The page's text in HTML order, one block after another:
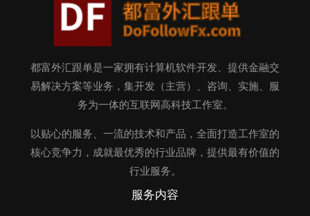
都富外汇跟单是一家拥有计算机软件开发、提供金融交
易解决方案等业务，集开发（主营）、咨询、实施、服
务为一体的互联网高科技工作室。
以贴心的服务、一流的技术和产品，全面打造工作室的
核心竞争力，成就最优秀的行业品牌，提供最有价值的
行业服务。
服务内容